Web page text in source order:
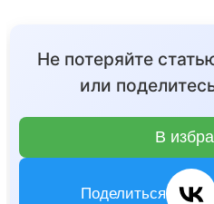
Не потеряйте
или
В
Поделиться